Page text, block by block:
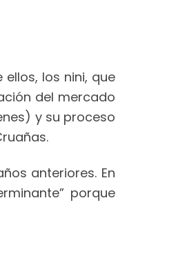
los nini, que
del mercado
y su proceso
anteriores. En
porque